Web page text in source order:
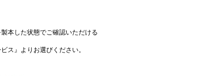
本した状態でご確認いただける
ス』よりお選びください。